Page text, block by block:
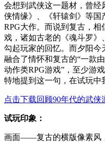
会想到武侠这一题材，曾经
侠情缘》、《轩辕剑》等
RPG大作。而说到复古，
戏，诸如古老的《魂斗罗
勾起玩家的回忆。而夕阳今
融合了情怀和复古的“一款
动作类RPG游戏”，至少游
特地提到这一句，在试玩中
点击下载回顾90年代的武侠
试玩印象：
画面——复古的横版像素风